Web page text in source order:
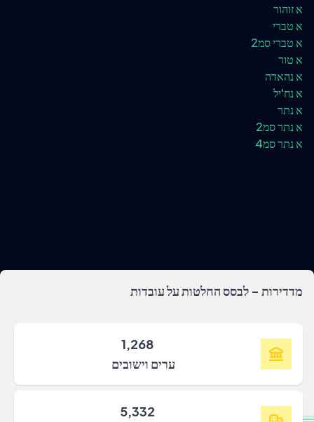
א זוהור
א טברי
א טברי סמ2
א טור
א נהאדה
א נח'יל
א נתר
א נתר סמ2
א נתר סמ4
מדדירות - לבסס החלטות על עובדות
1,268
ערים וישובים
5,332